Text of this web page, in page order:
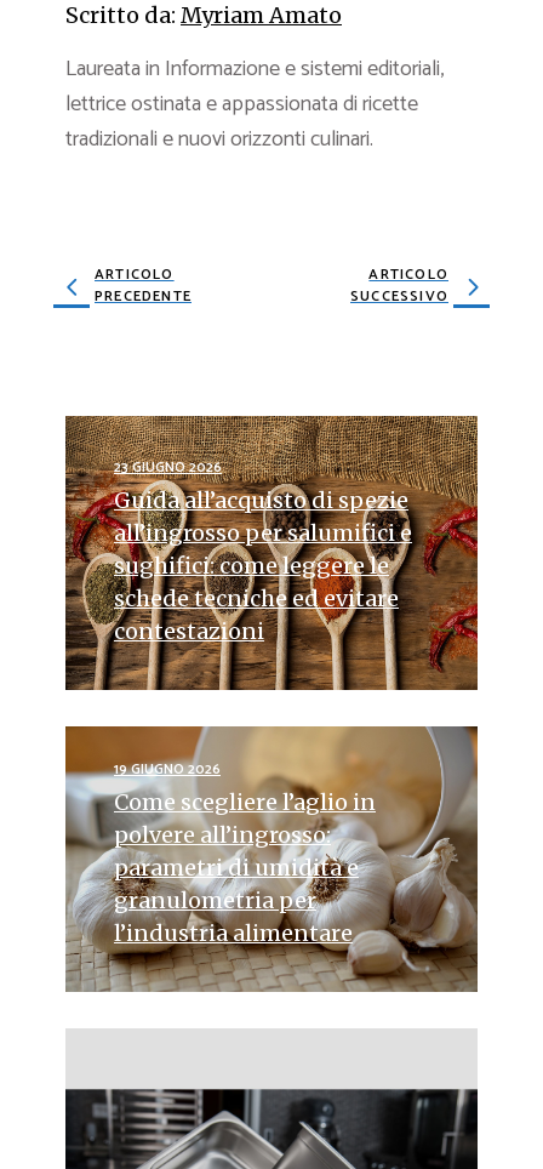
Scritto da: Myriam Amato
Laureata in Informazione e sistemi editoriali,
lettrice ostinata e appassionata di ricette
tradizionali e nuovi orizzonti culinari.
ARTICOLO
PRECEDENTE
ARTICOLO
SUCCESSIVO
23 GIUGNO 2026
Guida all’acquisto di spezie
all’ingrosso per salumifici e
sughifici: come leggere le
schede tecniche ed evitare
contestazioni
19 GIUGNO 2026
Come scegliere l’aglio in
polvere all’ingrosso:
parametri di umidità e
granulometria per
l’industria alimentare